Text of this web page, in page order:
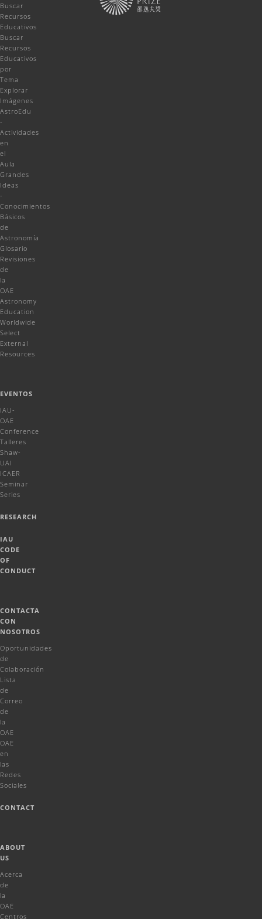
Buscar
Recursos
Educativos
Buscar
Recursos
Educativos
por
Tema
Explorar
Imágenes
AstroEdu
-
Actividades
en
el
Aula
Grandes
Ideas
-
Conocimientos
Básicos
de
Astronomía
Glosario
Revisiones
de
la
OAE
Astronomy
Education
Worldwide
Select
External
Resources
EVENTOS
IAU-
OAE
Conference
Talleres
Shaw-
UAI
ICAER
Seminar
Series
RESEARCH
IAU
CODE
OF
CONDUCT
CONTACTA
CON
NOSOTROS
Oportunidades
de
Colaboración
Lista
de
Correo
de
la
OAE
OAE
en
las
Redes
Sociales
CONTACT
ABOUT
US
Acerca
de
la
OAE
Centros